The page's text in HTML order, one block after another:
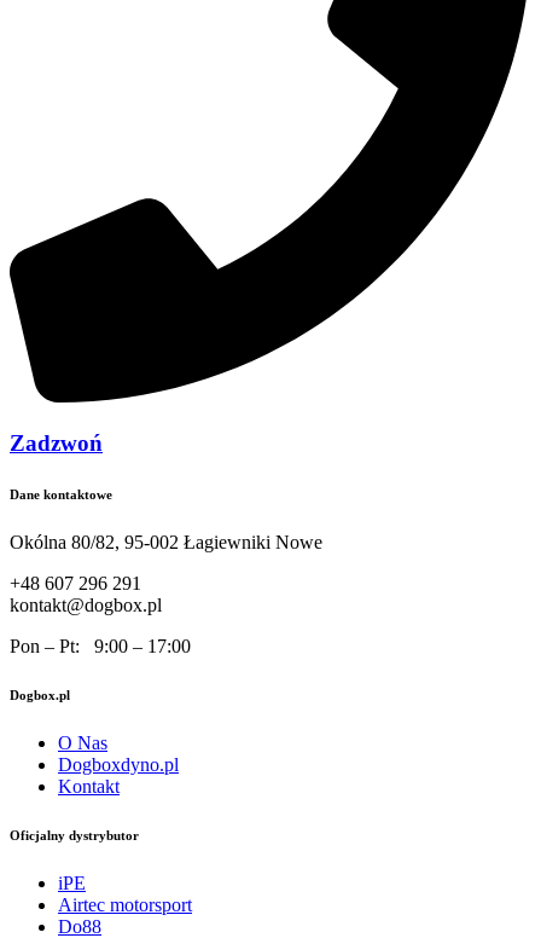
Zadzwoń
Dane kontaktowe
Okólna 80/82, 95-002 Łagiewniki Nowe
+48 607 296 291
kontakt@dogbox.pl
Pon – Pt: 9:00 – 17:00
Dogbox.pl
O Nas
Dogboxdyno.pl
Kontakt
Oficjalny dystrybutor
iPE
Airtec motorsport
Do88